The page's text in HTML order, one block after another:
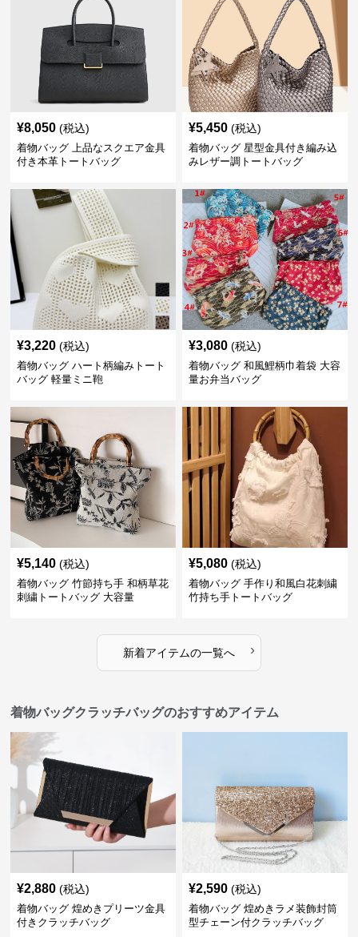
¥8,050 (税込)
着物バッグ 上品なスクエア金具
付き本革トートバッグ
¥5,450 (税込)
着物バッグ 星型金具付き編み込
みレザー調トートバッグ
¥3,220 (税込)
着物バッグ ハート柄編みトート
バッグ 軽量ミニ鞄
¥3,080 (税込)
着物バッグ 和風鯉柄巾着袋 大容
量お弁当バッグ
¥5,140 (税込)
着物バッグ 竹節持ち手 和柄草花
刺繍トートバッグ 大容量
¥5,080 (税込)
着物バッグ 手作り和風白花刺繍
竹持ち手トートバッグ
新着アイテムの一覧へ ›
着物バッグクラッチバッグのおすすめアイテム
¥2,880 (税込)
着物バッグ 煌めきプリーツ金具
付きクラッチバッグ
¥2,590 (税込)
着物バッグ 煌めきラメ装飾封筒
型チェーン付クラッチバッグ